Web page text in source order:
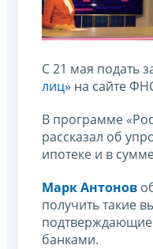
С 21 мая подать
лиц» на сайте
В программе
рассказал об
ипотеке и в
Марк Антонов
получить такие
подтверждающие
банками.